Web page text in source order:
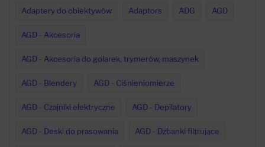
Adaptery do obiektywów Adaptors ADG AGD
AGD - Akcesoria
AGD - Akcesoria do golarek, trymerów, maszynek
AGD - Blendery AGD - Ciśnieniomierze
AGD - Czajniki elektryczne AGD - Depilatory
AGD - Deski do prasowania AGD - Dzbanki filtrujące